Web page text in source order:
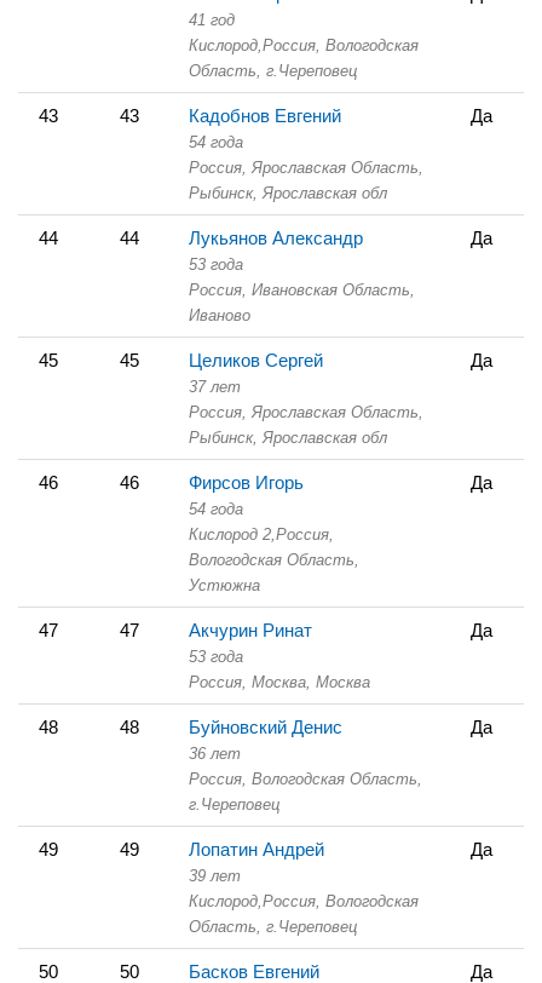
41 год
Кислород, Россия, Вологодская
Область, г.Череповец
43 43 Кадобнов Евгений
54 года
Россия, Ярославская Область,
Рыбинск, Ярославская обл
Да
44 44 Лукьянов Александр
53 года
Россия, Ивановская Область,
Иваново
Да
45 45 Целиков Сергей
37 лет
Россия, Ярославская Область,
Рыбинск, Ярославская обл
Да
46 46 Фирсов Игорь
54 года
Кислород 2, Россия,
Вологодская Область,
Устюжна
Да
47 47 Акчурин Ринат
53 года
Россия, Москва, Москва
Да
48 48 Буйновский Денис
36 лет
Россия, Вологодская Область,
г.Череповец
Да
49 49 Лопатин Андрей
39 лет
Кислород, Россия, Вологодская
Область, г.Череповец
Да
50 50 Басков Евгений Да